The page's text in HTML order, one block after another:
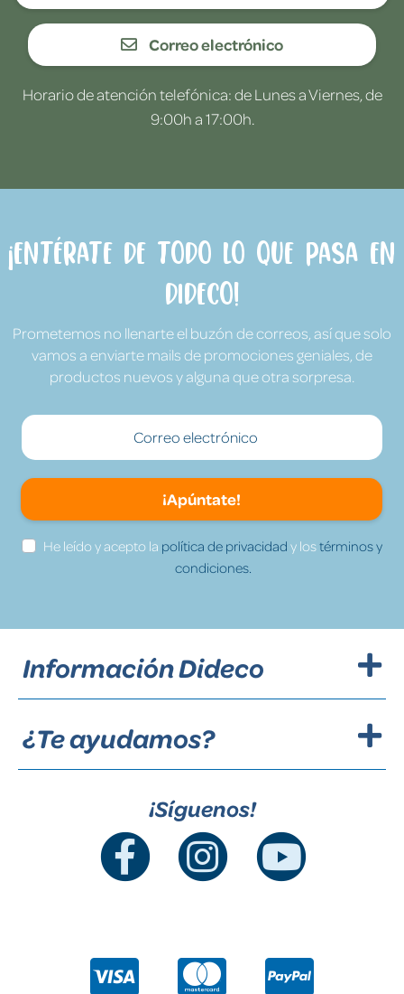
Correo electrónico
Horario de atención telefónica: de Lunes a Viernes, de
9:00h a 17:00h.
¡Entérate de todo lo que pasa en
Dideco!
Prometemos no llenarte el buzón de correos, así que solo
vamos a enviarte mails de promociones geniales, de
productos nuevos y alguna que otra sorpresa.
¡Apúntate!
He leído y acepto la política de privacidad y lostérminos y
condiciones.
Información Dideco
¿Te ayudamos?
¡Síguenos!